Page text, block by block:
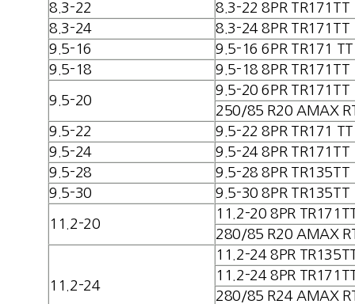
8.3-22
8.3-22 8PR TR171TT
8.3-24
8.3-24 8PR TR171TT
9.5-16
9.5-16 6PR TR171 TT
9.5-18
9.5-18 8PR TR171TT
9.5-20
9.5-20 6PR TR171TT
250/85 R20 AMAX
9.5-22
9.5-22 8PR TR171 TT
9.5-24
9.5-24 8PR TR171TT
9.5-28
9.5-28 8PR TR135TT
9.5-30
9.5-30 8PR TR135TT
11.2-20
11.2-20 8PR
280/85 R20 AMAX
11.2-24
11.2-24 8PR
11.2-24 8PR
280/85 R24 AMAX